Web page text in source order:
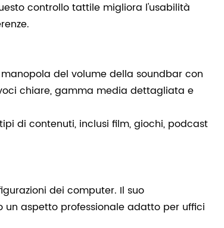
controllo tattile migliora l'usabilità
del volume della soundbar con
chiare, gamma media dettagliata e
di contenuti, inclusi film, giochi, podcast
dei computer. Il suo
aspetto professionale adatto per uffici